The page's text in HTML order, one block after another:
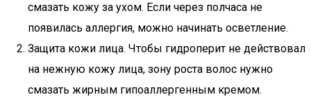
смазать кожу за ухом. Если через полчаса не
появилась аллергия, можно начинать осветление.
Защита кожи лица. Чтобы гидроперит не действовал
на нежную кожу лица, зону роста волос нужно
смазать жирным гипоаллергенным кремом.